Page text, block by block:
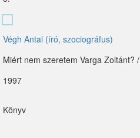
Végh Antal (író, szociográfus)
Miért nem szeretem Varga Zoltánt? /
1997
Könyv